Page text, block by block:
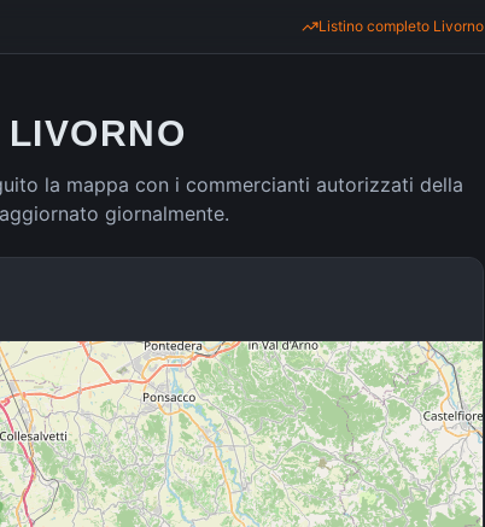
Listino completo Livorno
la mappa con i commercianti autorizzati della
giornalmente.